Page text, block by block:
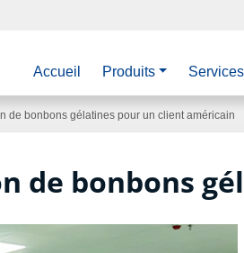
Accueil Produits Services
de bonbons gélatines pour un client américain
de bonbons